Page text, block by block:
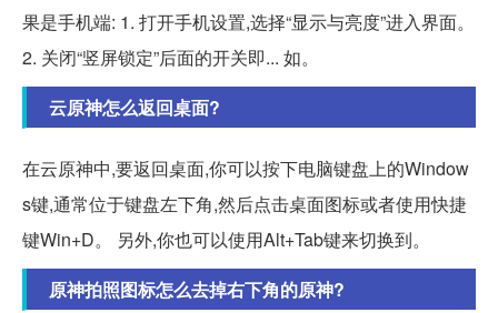
果是手机端: 1. 打开手机设置,选择“显示与亮度”进入界面。
2. 关闭“竖屏锁定”后面的开关即... 如。
云原神怎么返回桌面?
在云原神中,要返回桌面,你可以按下电脑键盘上的Window
s键,通常位于键盘左下角,然后点击桌面图标或者使用快捷
键Win+D。 另外,你也可以使用Alt+Tab键来切换到。
原神拍照图标怎么去掉右下角的原神?